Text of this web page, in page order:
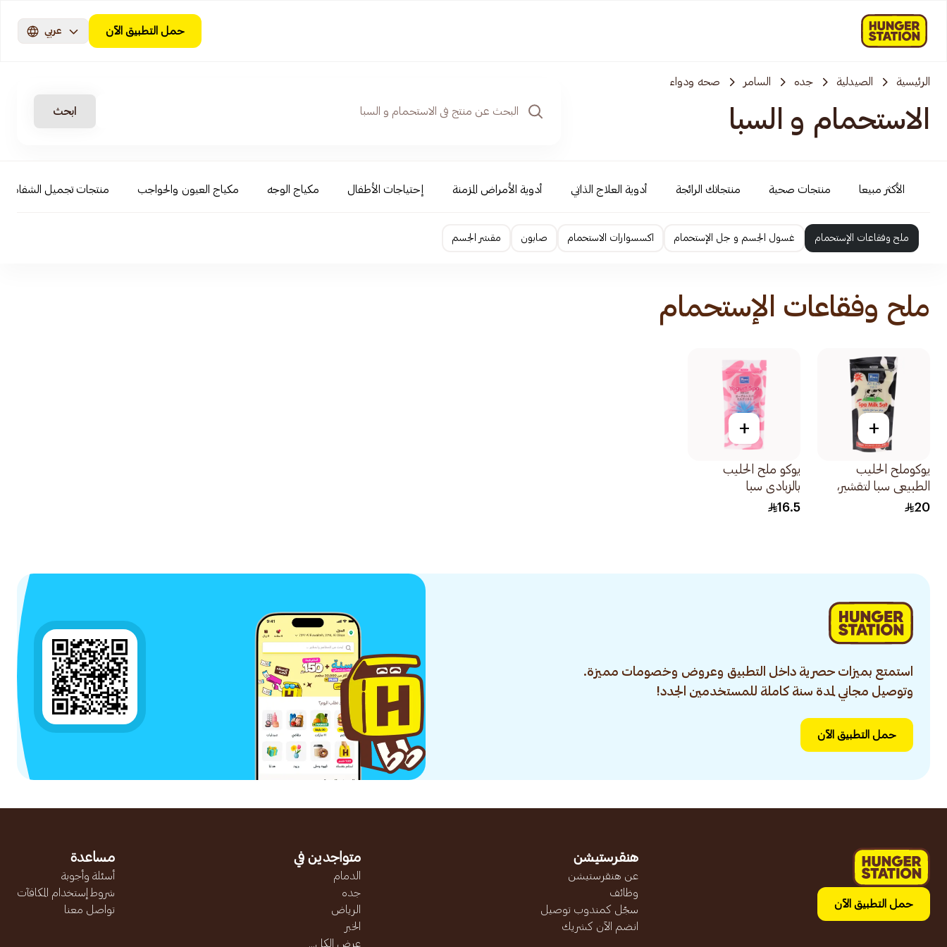
حمل التطبيق الآن عربي
الرئيسية الصيدلية جده السامر صحه ودواء
الاستحمام و السبا ابحث
الأكثر مبيعا منتجات صحية منتجاتك الرائجة أدوية العلاج الذاتي أدوية الأمراض المزمنة إحتياجات الأطفال مكياج الوجه مكياج العيون والحواجب منتجات تجميل الشفاه
ملح وفقاعات الإستحمام غسول الجسم و جل الإستحمام اكسسوارات الاستحمام صابون مقشر الجسم
ملح وفقاعات الإستحمام
+
يوكوملح الحليب
الطبيعي سبا لتقشير،
تنعيم وتفتيح بشرة
20
+
يوكو ملح الحليب
بالزبادي سبا
16.5
استمتع بميزات حصرية داخل التطبيق وعروض وخصومات مميزة.
وتوصيل مجاني لمدة سنة كاملة للمستخدمين الجدد!
حمل التطبيق الآن
حمل التطبيق الآن
هنقرستيشن
عن هنقرستيشن
وظائف
سجّل كمندوب توصيل
انضم الآن كشريك
متواجدين في
الدمام
جده
الرياض
الخبر
عرض الكل...
مساعدة
أسئلة وأجوبة
شروط إستخدام المكافآت
تواصل معنا